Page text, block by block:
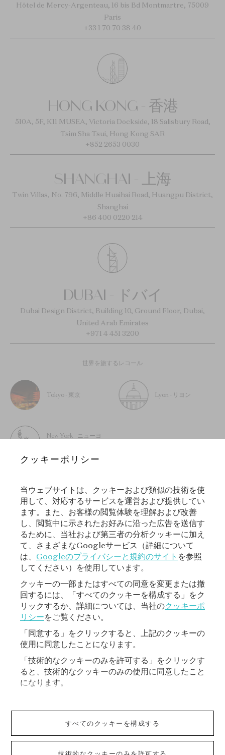
Hôtel de Mercy-Argenteau, 16 bis Bd Montmartre, 75009
Paris
+33 1 70 70 38 40
HONG KONG - 香港
510A, 5F, K11 MUSEA, Victoria Dockside, 18 Salisbury Road,
Tsim Sha Tsui, Hong Kong SAR
+852 2653 0030
SHANGHAI - 上海
Twin Villas, No. 796, Middle Huaihai Road, Huangpu District,
Shanghai
+86 400 0220 214
DUBAI - ドバイ
Dubai Design District, Building 10, Ground Floor, Dubai,
United Arab Emirates
+971 4 451 3200
世界を旅するレコール
Tokyo - 東京 Lyon - リヨン
New York - ニューヨ
ニュースレターに登録する
登録
VAN CLEEF & ARPELS
クッキーポリシー
当ウェブサイトは、クッキーおよび類似の技術を使
用して、対応するサービスを運営および提供してい
ます。また、お客様の閲覧体験を理解および改善
し、閲覧中に示されたお好みに沿った広告を送信す
るために、当社および第三者の分析クッキーに加え
て、さまざまなGoogleサービス（詳細について
は、 Googleのプライバシーと規約のサイト を参照
してください）を使用しています。
クッキーの一部またはすべての同意を変更または撤
回するには、「すべてのクッキーを構成する」をク
リックするか、詳細については、当社のクッキーポ
リシーをご覧ください。
「同意する」をクリックすると、上記のクッキーの
使用に同意したことになります。
「技術的なクッキーのみを許可する」をクリックす
ると、技術的なクッキーのみの使用に同意したこと
になります。
すべてのクッキーを構成する